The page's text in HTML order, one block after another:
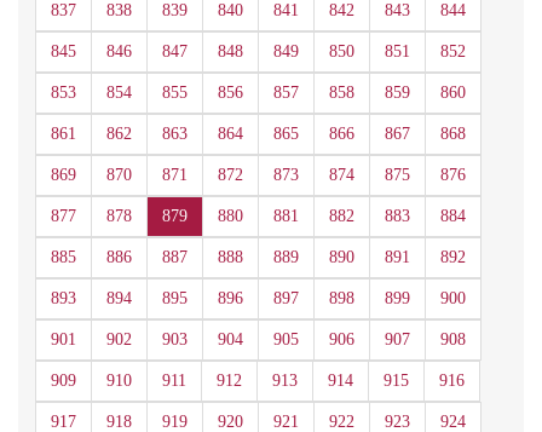
837 838 839 840 841 842 843 844
845 846 847 848 849 850 851 852
853 854 855 856 857 858 859 860
861 862 863 864 865 866 867 868
869 870 871 872 873 874 875 876
877 878 879 880 881 882 883 884
885 886 887 888 889 890 891 892
893 894 895 896 897 898 899 900
901 902 903 904 905 906 907 908
909 910 911 912 913 914 915 916
917 918 919 920 921 922 923 924